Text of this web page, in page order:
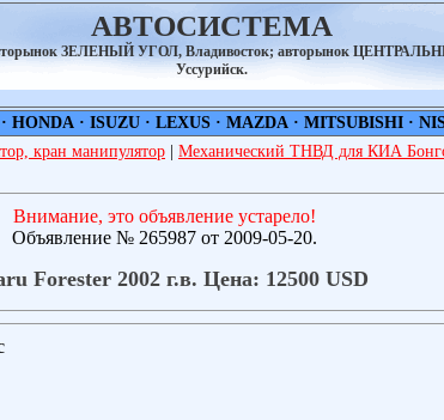
АВТОСИСТЕМА
ЗЕЛЕНЫЙ УГОЛ, Владивосток; авторынок
Уссурийск.
HONDA· ISUZU· LEXUS· MAZDA· MITSUBISHI·
кран манипулятор Механический ТНВД для КИА
Внимание, это объявление устарело!
Объявление № 265987 от 2009-05-20.
Forester 2002 г.в. Цена: 12500 USD